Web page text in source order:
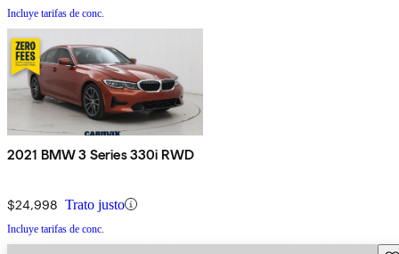
Incluye tarifas de conc.
2021 BMW 3 Series 330i RWD
$24,998 Trato justo
Incluye tarifas de conc.